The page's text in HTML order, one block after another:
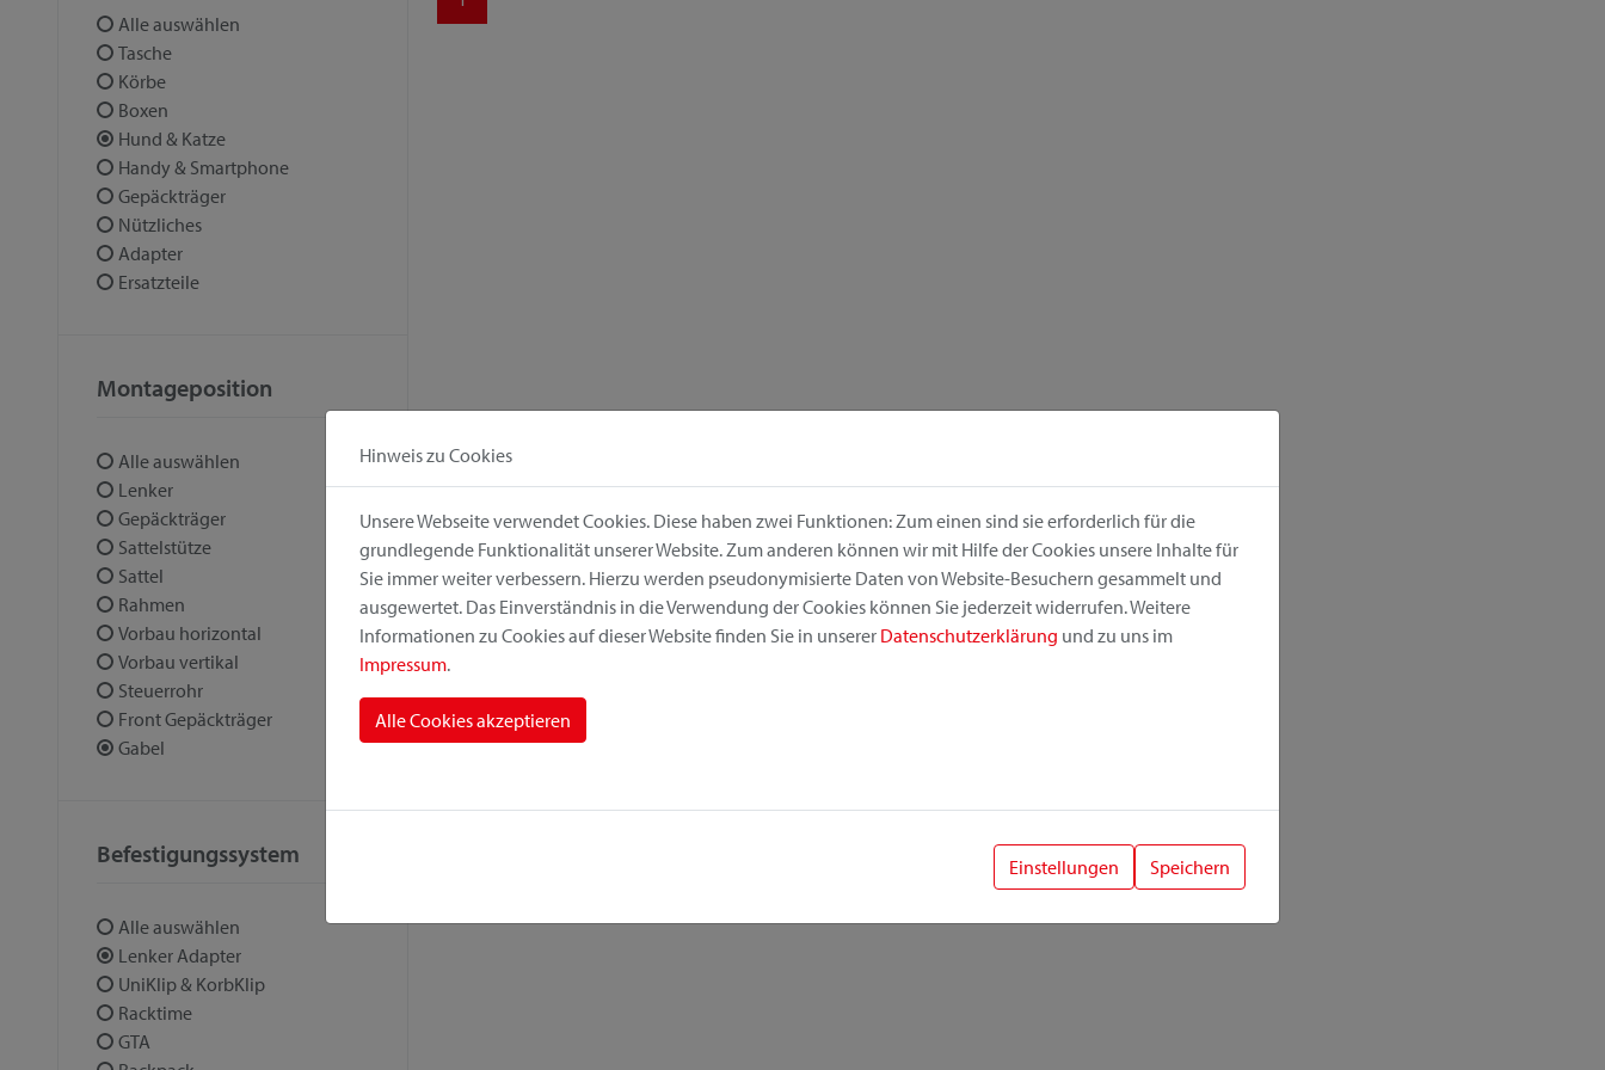
Alle auswählen
Tasche
Körbe
Boxen
Hund & Katze
Handy & Smartphone
Gepäckträger
Nützliches
Adapter
Ersatzteile
Montageposition
Alle auswählen
Lenker
Gepäckträger
Sattelstütze
Sattel
Rahmen
Vorbau horizontal
Vorbau vertikal
Steuerrohr
Front Gepäckträger
Gabel
Befestigungssystem
Alle auswählen
Lenker Adapter
UniKlip & KorbKlip
Racktime
GTA
Hinweis zu Cookies
Unsere Webseite verwendet Cookies. Diese haben zwei Funktionen: Zum einen sind sie erforderlich für die
grundlegende Funktionalität unserer Website. Zum anderen können wir mit Hilfe der Cookies unsere Inhalte für
Sie immer weiter verbessern. Hierzu werden pseudonymisierte Daten von Website-Besuchern gesammelt und
ausgewertet. Das Einverständnis in die Verwendung der Cookies können Sie jederzeit widerrufen. Weitere
Informationen zu Cookies auf dieser Website finden Sie in unserer Datenschutzerklärung und zu uns im
Impressum.
Alle Cookies akzeptieren
Einstellungen Speichern